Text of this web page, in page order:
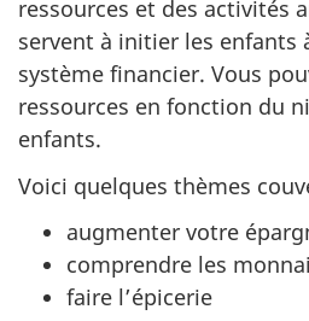
ressources et des activités
servent à initier les enfants
système financier. Vous
ressources en fonction du
enfants.
Voici quelques thèmes
augmenter votre
comprendre les
faire l’épicerie